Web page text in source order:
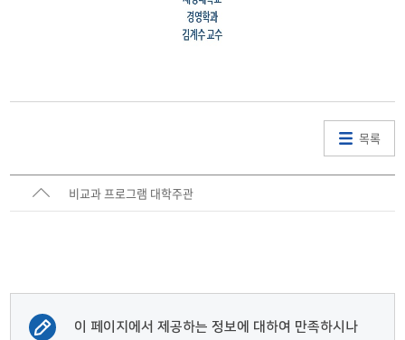
목록
비교과 프로그램 대학주관
이 페이지에서 제공하는 정보에 대하여 만족하시나